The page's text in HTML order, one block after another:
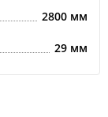
2800 мм
29 мм